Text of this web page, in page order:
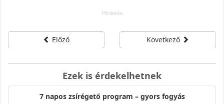
Előző Következő
Ezek is érdekelhetnek
7 napos zsírégető program – gyors fogyás